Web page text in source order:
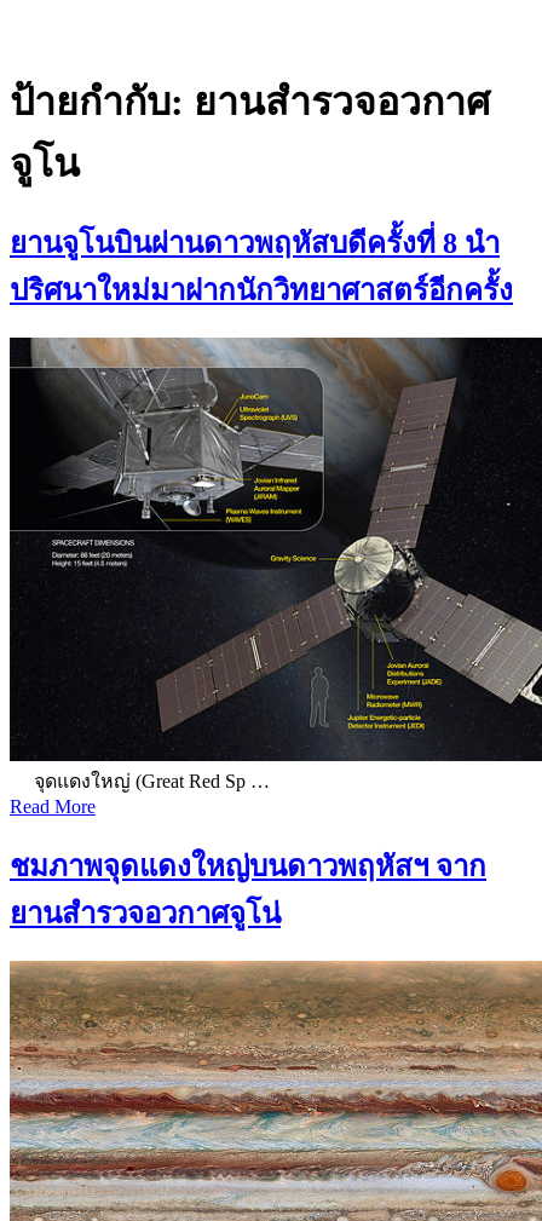
ป้ายกำกับ: ยานสำรวจอวกาศ
จูโน
ยานจูโนบินผ่านดาวพฤหัสบดีครั้งที่ 8 นำ
ปริศนาใหม่มาฝากนักวิทยาศาสตร์อีกครั้ง
จุดแดงใหญ่ (Great Red Sp …
Read More
ชมภาพจุดแดงใหญ่บนดาวพฤหัสฯ จาก
ยานสำรวจอวกาศจูโน่